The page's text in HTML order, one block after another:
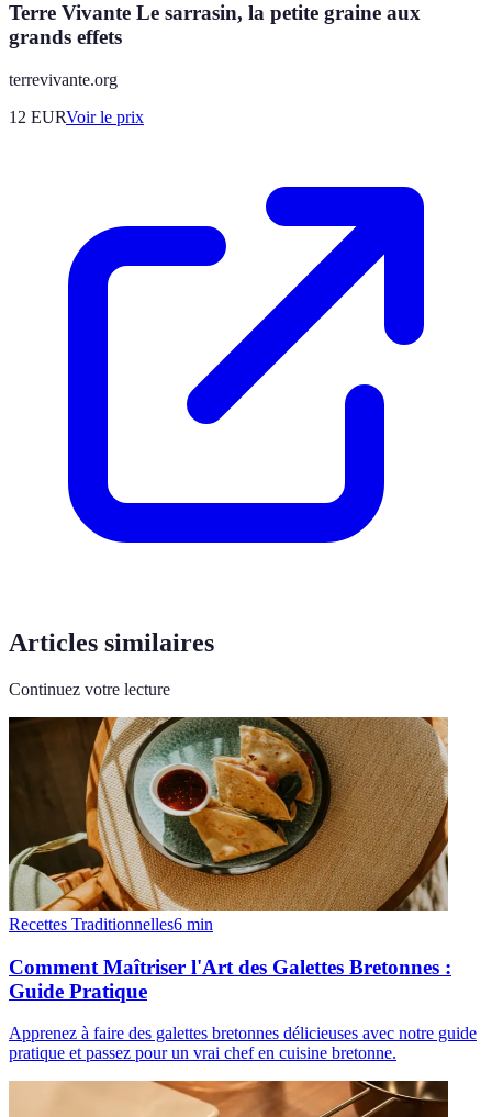
Terre Vivante Le sarrasin, la petite graine aux
grands effets
terrevivante.org
12 EURVoir le prix
Articles similaires
Continuez votre lecture
Recettes Traditionnelles6 min
Comment Maîtriser l'Art des Galettes Bretonnes :
Guide Pratique
Apprenez à faire des galettes bretonnes délicieuses avec notre guide
pratique et passez pour un vrai chef en cuisine bretonne.